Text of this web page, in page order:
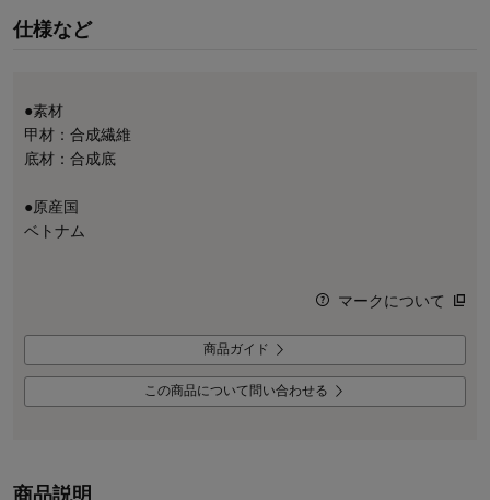
仕様など
●素材
甲材：合成繊維
底材：合成底
●原産国
ベトナム
マークについて
商品ガイド
この商品について問い合わせる
商品説明